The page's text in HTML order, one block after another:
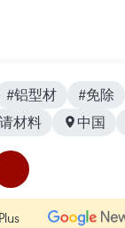
#铝型材 #免除
材料 中国